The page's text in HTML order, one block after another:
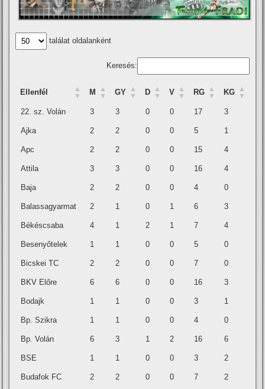
találat oldalanként
Keresés:
Ellenfél M GY D V RG
KG
Ellenfél
M GY D V RG KG
22. sz. Volán 3 3 0 0 17 3
Ajka 2 2 0 0 5 1
Apc 2 2 0 0 15 4
Attila 3 3 0 0 16 4
Baja 2 2 0 0 4 0
Balassagyarmat 2 1 0 1 6 3
Békéscsaba 4 1 2 1 7 4
Besenyőtelek 1 1 0 0 5 0
Bicskei TC 2 2 0 0 7 0
BKV Előre 6 6 0 0 16 3
Bodajk 1 1 0 0 3 1
Bp. Szikra 1 1 0 0 4 0
Bp. Volán 6 3 1 2 16 6
BSE 1 1 0 0 3 2
Budafok FC 2 2 0 0 7 2